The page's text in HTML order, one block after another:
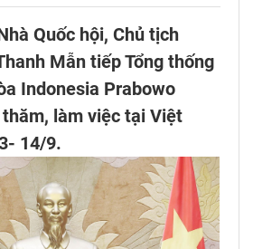
Quốc hội, Chủ tịch
Mẫn tiếp Tổng thống
Indonesia Prabowo
làm việc tại Việt
14/9.